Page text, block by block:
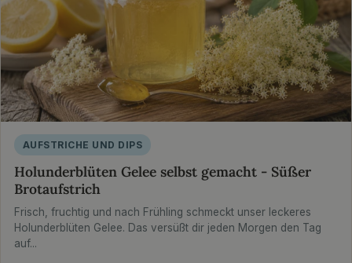
AUFSTRICHE UND DIPS
Holunderblüten Gelee selbst gemacht - Süßer
Brotaufstrich
Frisch, fruchtig und nach Frühling schmeckt unser leckeres
Holunderblüten Gelee. Das versüßt dir jeden Morgen den Tag
auf...